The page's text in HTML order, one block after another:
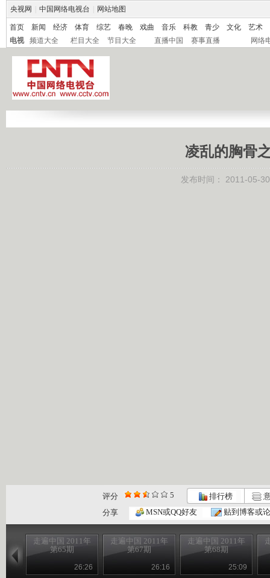
央视网 中国网络电视台 网站地图
首页 新闻 经济 体育 综艺 春晚 戏曲 音乐 科教 青少 文化
艺术
电视
频道大全 栏目大全 节目大全 直播中国 赛事直播 网络
凌乱的胸骨
发布时间： 2011-05-
评分 5 排行榜
分享
MSN或QQ好友 贴到博客或
走遍中国 2011年
第65期
26:26
走遍中国 2011年
第67期
26:16
走遍中国 2011年
第68期
25:09